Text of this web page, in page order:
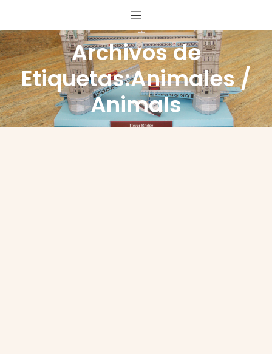
Archivos de
Etiquetas:Animales /
Animals